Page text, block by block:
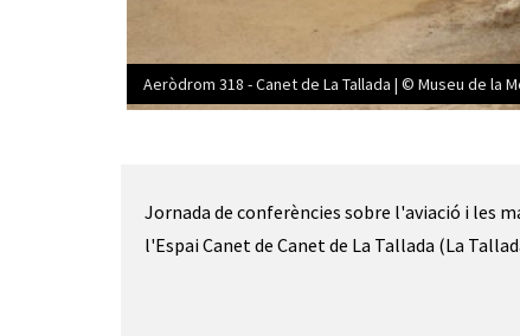
Aeròdrom 318 - Canet de La Tallada | © Museu de la
Jornada de conferències sobre l'aviació i les
l'Espai Canet de Canet de La Tallada (La